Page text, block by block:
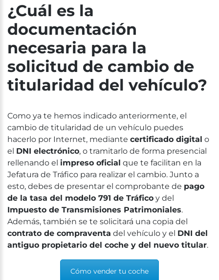
¿Cuál es la
documentación
necesaria para la
solicitud de cambio de
titularidad del vehículo?
Como ya te hemos indicado anteriormente, el
cambio de titularidad de un vehículo puedes
hacerlo por Internet, mediante certificado digital o
el DNI electrónico, o tramitarlo de forma presencial
rellenando el impreso oficial que te facilitan en la
Jefatura de Tráfico para realizar el cambio. Junto a
esto, debes de presentar el comprobante de pago
de la tasa del modelo 791 de Tráfico y del
Impuesto de Transmisiones Patrimoniales.
Además, también se te solicitará una copia del
contrato de compraventa del vehículo y el DNI del
antiguo propietario del coche y del nuevo titular.
Cómo vender tu coche